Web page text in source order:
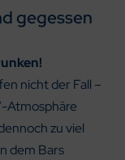
gegessen
nicht der Fall –
Atmosphäre
zu viel
dem Bars